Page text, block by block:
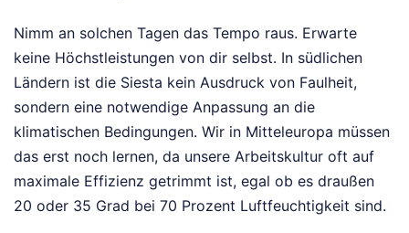
Nimm an solchen Tagen das Tempo raus. Erwarte
keine Höchstleistungen von dir selbst. In südlichen
Ländern ist die Siesta kein Ausdruck von Faulheit,
sondern eine notwendige Anpassung an die
klimatischen Bedingungen. Wir in Mitteleuropa müssen
das erst noch lernen, da unsere Arbeitskultur oft auf
maximale Effizienz getrimmt ist, egal ob es draußen
20 oder 35 Grad bei 70 Prozent Luftfeuchtigkeit sind.